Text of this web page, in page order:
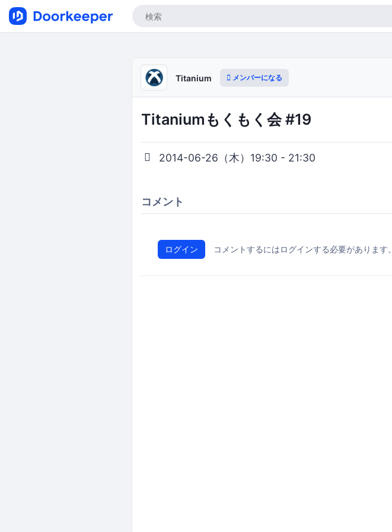
Titanium メンバーになる
Titaniumもくもく会 #19
2014-06-26（木）19:30 - 21:30
コメント
ログイン コメントするにはログインする必要があります。